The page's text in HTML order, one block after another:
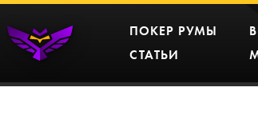
ПОКЕР РУМЫ
СТАТЬИ